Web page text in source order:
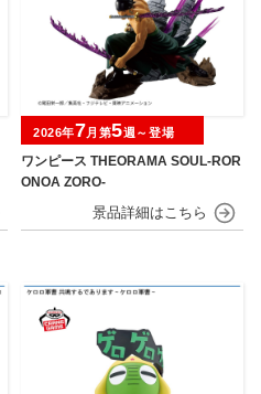
ワンピース THEORAMA SOUL-ROR
ONOA ZORO-
2026年7月第5週～登場